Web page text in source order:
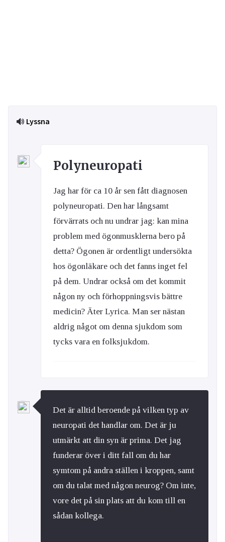
Lyssna
Polyneuropati
Jag har för ca 10 år sen fått diagnosen
polyneuropati. Den har långsamt
förvärrats och nu undrar jag: kan mina
problem med ögonmusklerna bero på
detta? Ögonen är ordentligt undersökta
hos ögonläkare och det fanns inget fel
på dem. Undrar också om det kommit
någon ny och förhoppningsvis bättre
medicin? Äter Lyrica. Man ser nästan
aldrig något om denna sjukdom som
tycks vara en folksjukdom.
Det är alltid beroende på vilken typ av
neuropati det handlar om. Det är ju
utmärkt att din syn är prima. Det jag
funderar över i ditt fall om du har
symtom på andra ställen i kroppen, samt
om du talat med någon neurog? Om inte,
vore det på sin plats att du kom till en
sådan kollega.